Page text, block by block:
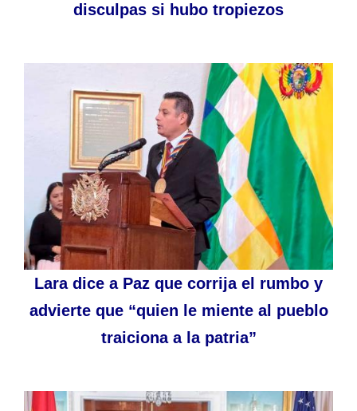
disculpas si hubo tropiezos
Lara dice a Paz que corrija el rumbo y
advierte que “quien le miente al pueblo
traiciona a la patria”